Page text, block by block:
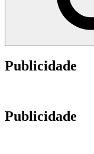
Publicidade
Publicidade